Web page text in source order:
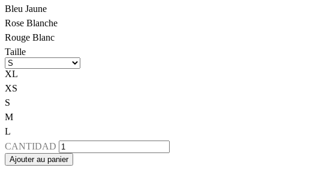
Bleu Jaune
Rose Blanche
Rouge Blanc
Taille
XL
XS
S
M
L
CANTIDAD
Ajouter au panier